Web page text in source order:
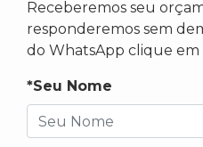
Receberemos seu
responderemos sem
do WhatsApp clique em
*Seu Nome